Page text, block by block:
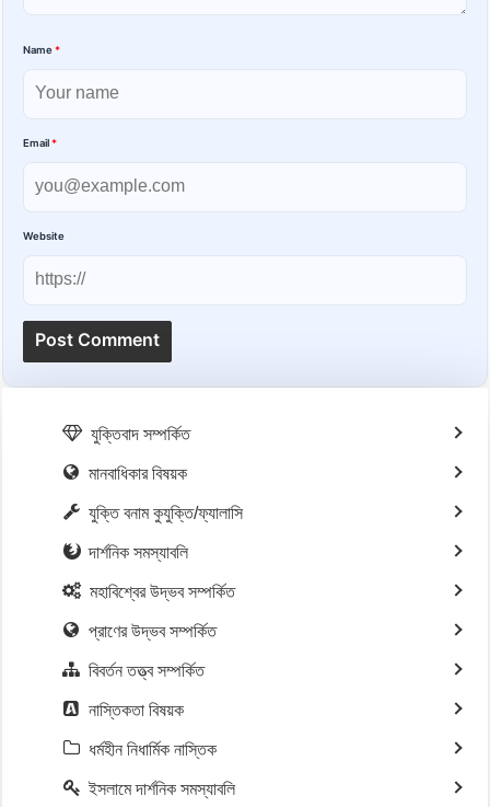
Name *
Email *
Website
যুক্তিবাদ সম্পর্কিত
মানবাধিকার বিষয়ক
যুক্তি বনাম কুযুক্তি/ফ্যালাসি
দার্শনিক সমস্যাবলি
মহাবিশ্বের উদ্ভব সম্পর্কিত
প্রাণের উদ্ভব সম্পর্কিত
বিবর্তন তত্ত্ব সম্পর্কিত
নাস্তিকতা বিষয়ক
ধর্মহীন নিধার্মিক নাস্তিক
ইসলামে দার্শনিক সমস্যাবলি